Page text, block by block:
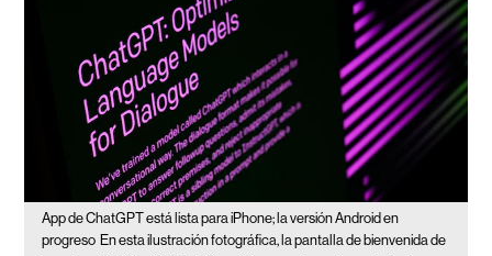
App de ChatGPT está lista para iPhone; la versión Android en
progreso En esta ilustración fotográfica, la pantalla de bienvenida de